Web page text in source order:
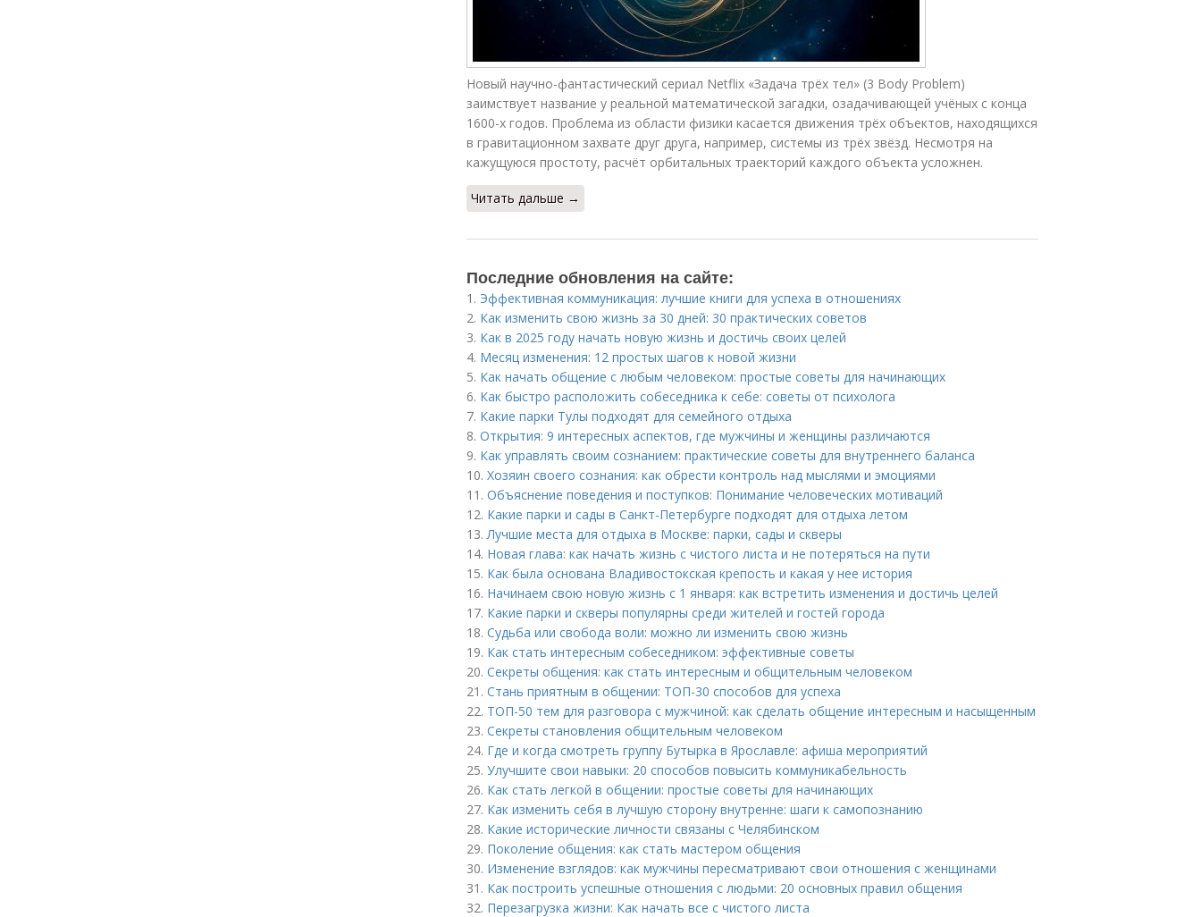
Новый научно-фантастический сериал Netflix «Задача трёх тел» (3 Body Problem)
заимствует название у реальной математической загадки, озадачивающей учёных с конца
1600-х годов. Проблема из области физики касается движения трёх объектов, находящихся
в гравитационном захвате друг друга, например, системы из трёх звёзд. Несмотря на
кажущуюся простоту, расчёт орбитальных траекторий каждого объекта усложнен.
Читать дальше →
Последние обновления на сайте:
1. Эффективная коммуникация: лучшие книги для успеха в отношениях
2. Как изменить свою жизнь за 30 дней: 30 практических советов
3. Как в 2025 году начать новую жизнь и достичь своих целей
4. Месяц изменения: 12 простых шагов к новой жизни
5. Как начать общение с любым человеком: простые советы для начинающих
6. Как быстро расположить собеседника к себе: советы от психолога
7. Какие парки Тулы подходят для семейного отдыха
8. Открытия: 9 интересных аспектов, где мужчины и женщины различаются
9. Как управлять своим сознанием: практические советы для внутреннего баланса
10. Хозяин своего сознания: как обрести контроль над мыслями и эмоциями
11. Объяснение поведения и поступков: Понимание человеческих мотиваций
12. Какие парки и сады в Санкт-Петербурге подходят для отдыха летом
13.Лучшие места для отдыха в Москве: парки, сады и скверы
14. Новая глава: как начать жизнь с чистого листа и не потеряться на пути
15. Как была основана Владивостокская крепость и какая у нее история
16. Начинаем свою новую жизнь с 1 января: как встретить изменения и достичь целей
17. Какие парки и скверы популярны среди жителей и гостей города
18. Судьба или свобода воли: можно ли изменить свою жизнь
19. Как стать интересным собеседником: эффективные советы
20. Секреты общения: как стать интересным и общительным человеком
21. Стань приятным в общении: ТОП-30 способов для успеха
22. ТОП-50 тем для разговора с мужчиной: как сделать общение интересным и насыщенным
23. Секреты становления общительным человеком
24. Где и когда смотреть группу Бутырка в Ярославле: афиша мероприятий
25. Улучшите свои навыки: 20 способов повысить коммуникабельность
26. Как стать легкой в общении: простые советы для начинающих
27. Как изменить себя в лучшую сторону внутренне: шаги к самопознанию
28. Какие исторические личности связаны с Челябинском
29. Поколение общения: как стать мастером общения
30. Изменение взглядов: как мужчины пересматривают свои отношения с женщинами
31. Как построить успешные отношения с людьми: 20 основных правил общения
32. Перезагрузка жизни: Как начать все с чистого листа